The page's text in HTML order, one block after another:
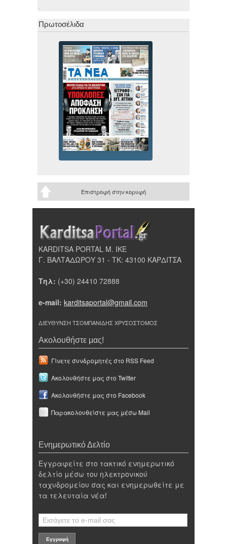
.
Πρωτοσέλιδα
Επιστροφή στην κορυφή
KARDITSA PORTAL Μ. ΙΚΕ
Γ. ΒΑΛΤΑΔΩΡΟΥ 31 - ΤΚ: 43100 ΚΑΡΔΙΤΣΑ
Τηλ: (+30) 24410 72888
e-mail: karditsaportal@gmail.com
ΔΙΕΥΘΥΝΣΗ ΤΣΟΜΠΑΝΙΔΗΣ ΧΡΥΣΟΣΤΟΜΟΣ
Ακολουθήστε μας!
Γίνετε συνδρομητές στο RSS Feed
Ακολουθήστε μας στο Twitter
Ακολουθήστε μας στο Facebook
Παρακολουθείστε μας μέσω Mail
Ενημερωτικό Δελτίο
Εγγραφείτε στο τακτικό ενημερωτικό
δελτίο μέσω του ηλεκτρονικού
ταχυδρομείου σας και ενημερωθείτε με
τα τελευταία νέα!